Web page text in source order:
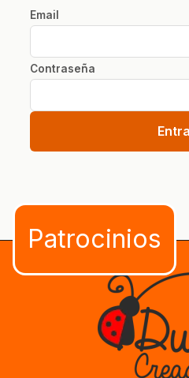
Email
Contraseña